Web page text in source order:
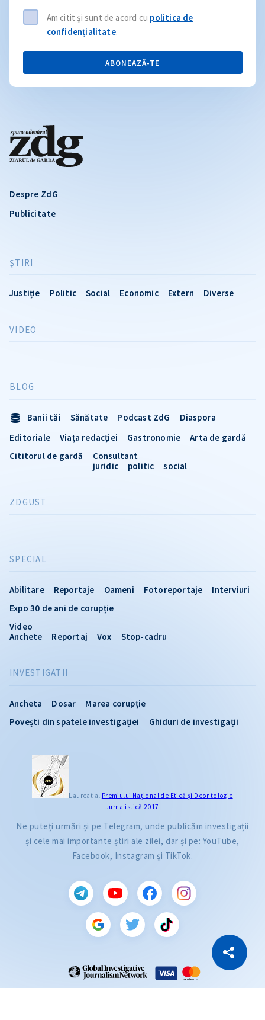
Copiază Link
Despre ZdG
Publicitate
ŞTIRI
Justiție Politic Social Economic Extern Diverse
INVESTIGATII
Ancheta Dosar
Marea corupție
Povești din spatele investigației
Ghiduri de investigații
VIDEO
SPECIAL
Abilitare Reportaje Oameni Fotoreportaje
Interviuri
Expo 30 de ani de corupție
Video
Anchete
Reportaj Vox Stop-cadru
BLOG
Banii tăi Sănătate Podcast ZdG
Diaspora
Editoriale
Viața redacției Gastronomie
Arta de gardă
Cititorul de gardă
Consultant
juridic
politic social
ZDGUST
Am citit și sunt de acord cu politica de
confidențialitate.
ABONEAZĂ-TE
Laureat al Premiului Naţional de Etică și Deontologie
Jurnalistică 2017
Ne puteți urmări și pe Telegram, unde publicăm investigații
și cele mai importante știri ale zilei, dar și pe: YouTube,
Facebook, Instagram și TikTok.